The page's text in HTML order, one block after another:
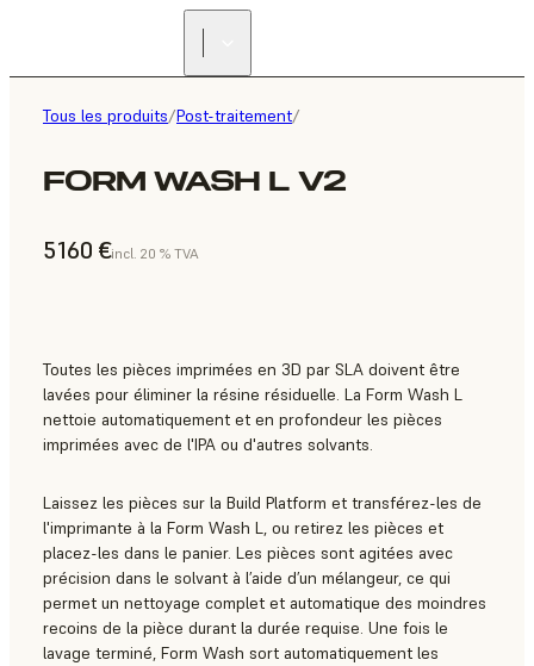
Tous les produits/Post-traitement/
FORM WASH L V2
5 160 €incl. 20 % TVA
Toutes les pièces imprimées en 3D par SLA doivent être
lavées pour éliminer la résine résiduelle. La Form Wash L
nettoie automatiquement et en profondeur les pièces
imprimées avec de l'IPA ou d'autres solvants.
Laissez les pièces sur la Build Platform et transférez-les de
l'imprimante à la Form Wash L, ou retirez les pièces et
placez-les dans le panier. Les pièces sont agitées avec
précision dans le solvant à l’aide d’un mélangeur, ce qui
permet un nettoyage complet et automatique des moindres
recoins de la pièce durant la durée requise. Une fois le
lavage terminé, Form Wash sort automatiquement les